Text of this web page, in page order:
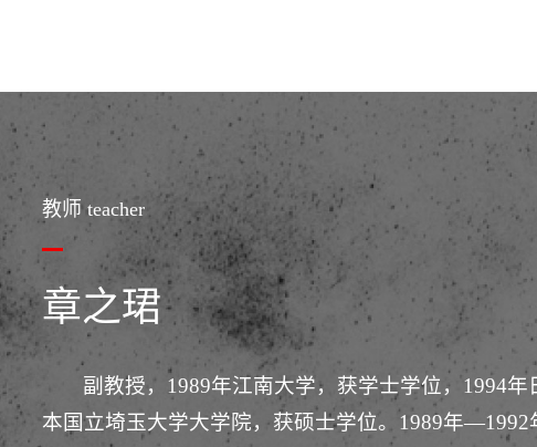
教师 teacher
章之珺
副教授，1989年江南大学，获学士学位，1994
本国立埼玉大学大学院，获硕士学位。1989年